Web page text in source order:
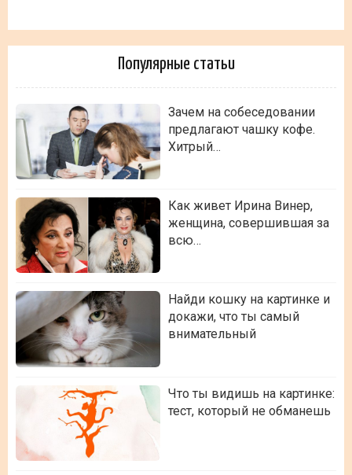
Популярные статьи
Зачем на собеседовании
предлагают чашку кофе.
Хитрый…
Как живет Ирина Винер,
женщина, совершившая за
всю…
Найди кошку на картинке и
докажи, что ты самый
внимательный
Что ты видишь на картинке:
тест, который не обманешь